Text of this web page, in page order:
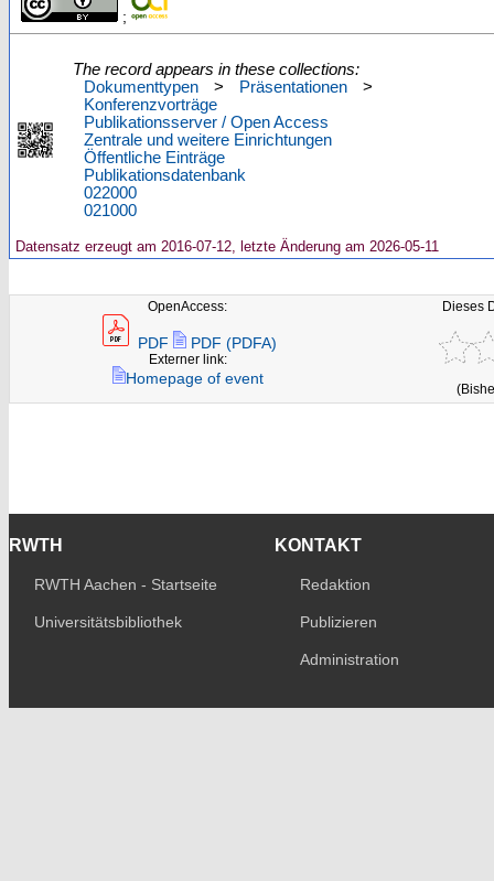
;
The record appears in these collections:
Dokumenttypen
> Präsentationen
>
Konferenzvorträge
Publikationsserver / Open Access
Zentrale und weitere Einrichtungen
Öffentliche Einträge
Publikationsdatenbank
022000
021000
Datensatz erzeugt am 2016-07-12, letzte Änderung am 2026-05-11
OpenAccess:
PDF PDF (PDFA)
Externer link:
Homepage of event
Dieses
RWTH
RWTH Aachen - Startseite
Universitätsbibliothek
KONTAKT
Redaktion
Publizieren
Administration